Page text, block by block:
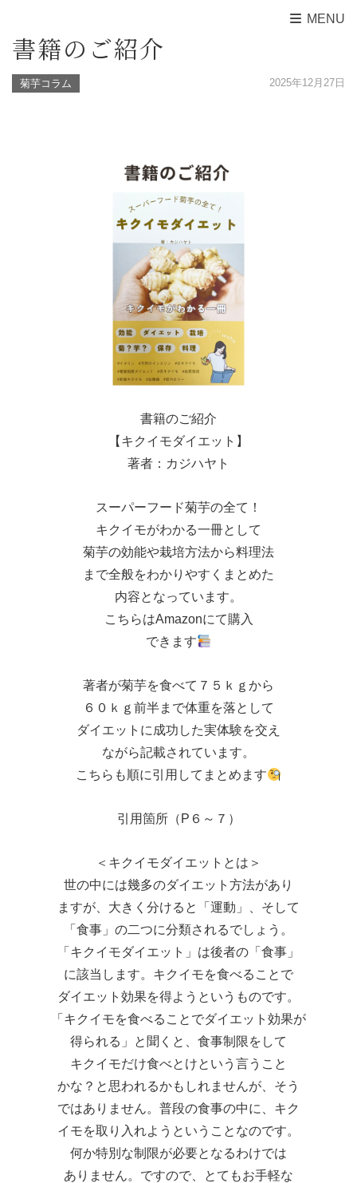
MENU
書籍のご紹介
菊芋コラム 2025年12月27日
書籍のご紹介
【キクイモダイエット】
著者：カジハヤト
スーパーフード菊芋の全て！
キクイモがわかる一冊として
菊芋の効能や栽培方法から料理法
まで全般をわかりやすくまとめた
内容となっています。
こちらはAmazonにて購入
できます
著者が菊芋を食べて７５ｋｇから
６０ｋｇ前半まで体重を落として
ダイエットに成功した実体験を交え
ながら記載されています。
こちらも順に引用してまとめます
引用箇所（P６～７）
＜キクイモダイエットとは＞
世の中には幾多のダイエット方法があり
ますが、大きく分けると「運動」、そして
「食事」の二つに分類されるでしょう。
「キクイモダイエット」は後者の「食事」
に該当します。キクイモを食べることで
ダイエット効果を得ようというものです。
「キクイモを食べることでダイエット効果が
得られる」と聞くと、食事制限をして
キクイモだけ食べとけという言うこと
かな？と思われるかもしれませんが、そう
ではありません。普段の食事の中に、キク
イモを取り入れようということなのです。
何か特別な制限が必要となるわけでは
ありません。ですので、とてもお手軽な